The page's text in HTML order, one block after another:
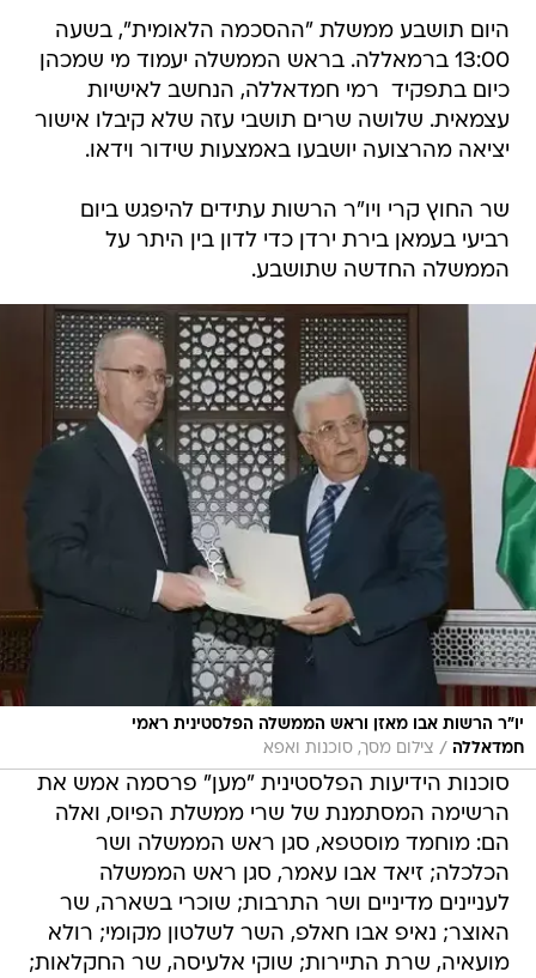
היום תושבע ממשלת "ההסכמה הלאומית", בשעה
13:00 ברמאללה. בראש הממשלה יעמוד מי שמכהן
כיום בתפקיד  רמי חמדאללה, הנחשב לאישיות
עצמאית. שלושה שרים תושבי עזה שלא קיבלו אישור
יציאה מהרצועה יושבעו באמצעות שידור וידאו.
שר החוץ קרי ויו"ר הרשות עתידים להיפגש ביום
רביעי בעמאן בירת ירדן כדי לדון בין היתר על
הממשלה החדשה שתושבע.
יו"ר הרשות אבו מאזן וראש הממשלה הפלסטינית ראמי
חמדאללה / צילום מסך, סוכנות ואפא
סוכנות הידיעות הפלסטינית "מען" פרסמה אמש את
הרשימה המסתמנת של שרי ממשלת הפיוס, ואלה
הם: מוחמד מוסטפא, סגן ראש הממשלה ושר
הכלכלה; זיאד אבו עאמר, סגן ראש הממשלה
לעניינים מדיניים ושר התרבות; שוכרי בשארה, שר
האוצר; נאיפ אבו חאלפ, השר לשלטון מקומי; רולא
מועאיה, שרת התיירות; שוקי אלעיסה, שר החקלאות;